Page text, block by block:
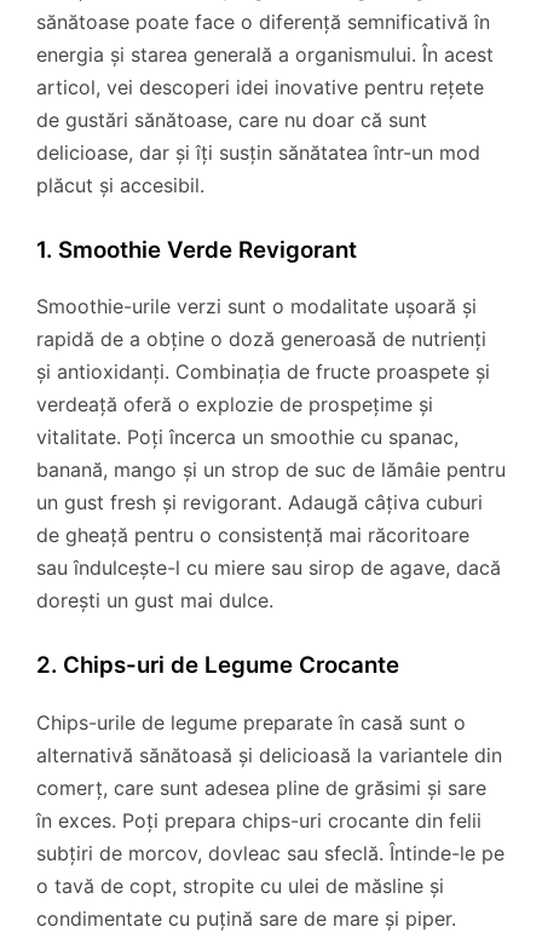
sănătoase poate face o diferență semnificativă în
energia și starea generală a organismului. În acest
articol, vei descoperi idei inovative pentru rețete
de gustări sănătoase, care nu doar că sunt
delicioase, dar și îți susțin sănătatea într-un mod
plăcut și accesibil.
1. Smoothie Verde Revigorant
Smoothie-urile verzi sunt o modalitate ușoară și
rapidă de a obține o doză generoasă de nutrienți
și antioxidanți. Combinația de fructe proaspete și
verdeață oferă o explozie de prospețime și
vitalitate. Poți încerca un smoothie cu spanac,
banană, mango și un strop de suc de lămâie pentru
un gust fresh și revigorant. Adaugă câțiva cuburi
de gheață pentru o consistență mai răcoritoare
sau îndulcește-l cu miere sau sirop de agave, dacă
dorești un gust mai dulce.
2. Chips-uri de Legume Crocante
Chips-urile de legume preparate în casă sunt o
alternativă sănătoasă și delicioasă la variantele din
comerț, care sunt adesea pline de grăsimi și sare
în exces. Poți prepara chips-uri crocante din felii
subțiri de morcov, dovleac sau sfeclă. Întinde-le pe
o tavă de copt, stropite cu ulei de măsline și
condimentate cu puțină sare de mare și piper.